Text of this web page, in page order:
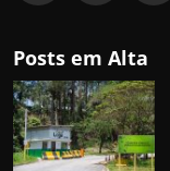
Posts em Alta